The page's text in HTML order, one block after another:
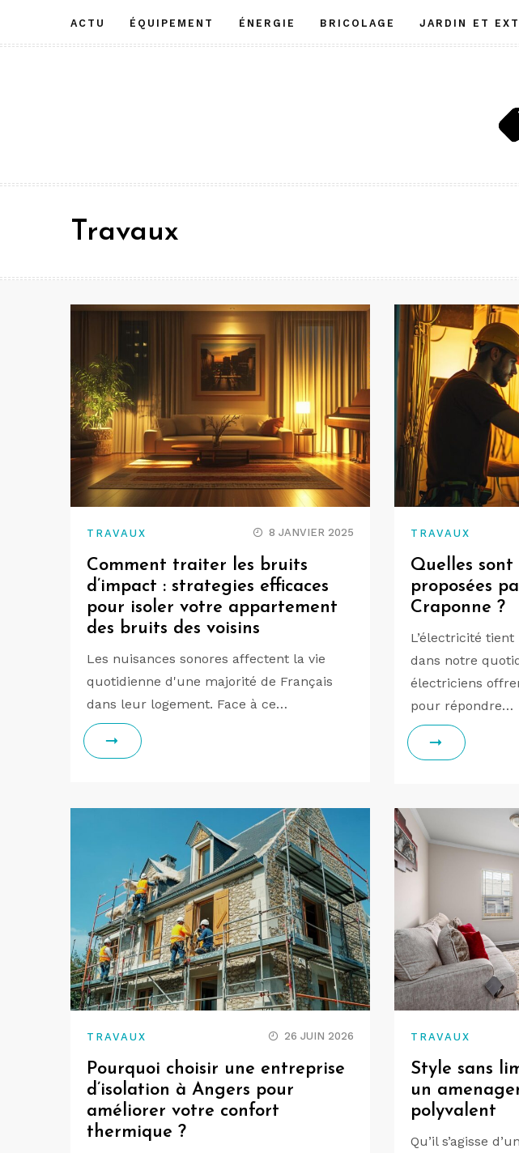
contenu
ACTU ÉQUIPEMENT ÉNERGIE BRICOLAGE JARDIN ET
Travaux
TRAVAUX 8 JANVIER 2025
Comment traiter les bruits
d’impact : strategies efficaces
pour isoler votre appartement
des bruits des voisins
Les nuisances sonores affectent la vie
quotidienne d'une majorité de Français
dans leur logement. Face à ce…
TRAVAUX
Quelles
proposées
Craponne ?
L’électricité
dans notre
électriciens
pour répondre…
TRAVAUX 26 JUIN 2026
Pourquoi choisir une entreprise
d’isolation à Angers pour
améliorer votre confort
thermique ?
TRAVAUX
Style sans
un
polyvalent
Qu’il s’agisse